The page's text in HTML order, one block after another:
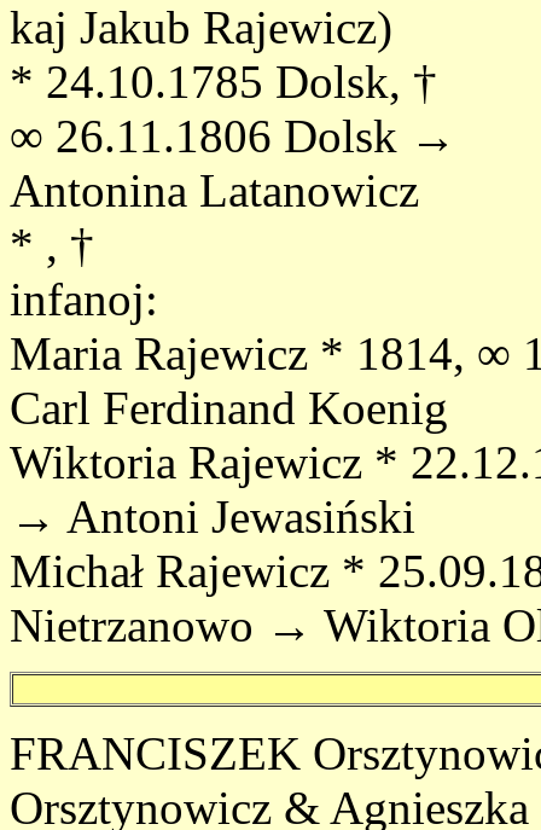
kaj Jakub Rajewicz)
* 24.10.1785 Dolsk, †
∞ 26.11.1806 Dolsk →
Antonina Latanowicz
* , †
infanoj:
Maria Rajewicz * 1814, ∞
Carl Ferdinand Koenig
Wiktoria Rajewicz *
→ Antoni Jewasiński
Michał Rajewicz *
Nietrzanowo → Wiktoria
FRANCISZEK
Orsztynowicz &